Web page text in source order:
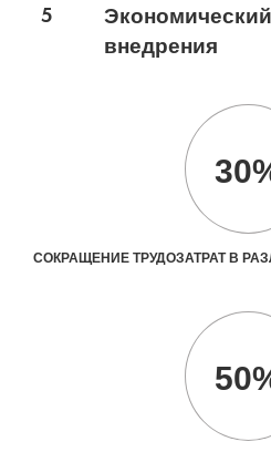
5
внедрения
СОКРАЩЕНИЕ ТРУДОЗАТРАТ В